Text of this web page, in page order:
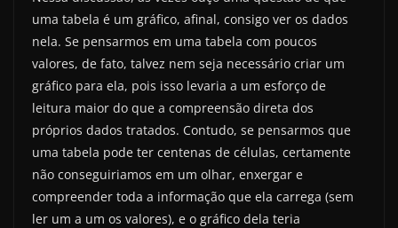
uma tabela é um gráfico, afinal, consigo ver os dados
nela. Se pensarmos em uma tabela com poucos
valores, de fato, talvez nem seja necessário criar um
gráfico para ela, pois isso levaria a um esforço de
leitura maior do que a compreensão direta dos
próprios dados tratados. Contudo, se pensarmos que
uma tabela pode ter centenas de células, certamente
não conseguiriamos em um olhar, enxergar e
compreender toda a informação que ela carrega (sem
ler um a um os valores), e o gráfico dela teria